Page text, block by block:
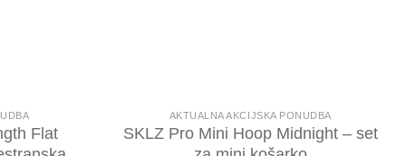
Flat
AKTUALNA AKCIJSKA PONUDBA
SKLZ Pro Mini Hoop Midnight – set